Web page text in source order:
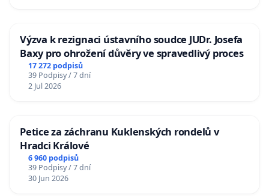
Výzva k rezignaci ústavního soudce JUDr. Josefa
Baxy pro ohrožení důvěry ve spravedlivý proces
17 272 podpisů
39 Podpisy / 7 dní
2 Jul 2026
Petice za záchranu Kuklenských rondelů v
Hradci Králové
6 960 podpisů
39 Podpisy / 7 dní
30 Jun 2026